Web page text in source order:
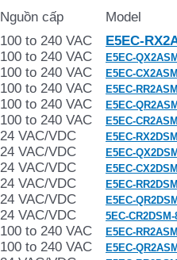
Nguồn cấp
Model
100 to 240 VAC
E5EC-
100 to 240 VAC E5EC-
100 to 240 VAC E5EC-
100 to 240 VAC E5EC-
100 to 240 VAC E5EC-
100 to 240 VAC E5EC-
24 VAC/VDC E5EC-
24 VAC/VDC E5EC-
24 VAC/VDC E5EC-
24 VAC/VDC E5EC-
24 VAC/VDC E5EC-
24 VAC/VDC 5EC-CR2DSM-
100 to 240 VAC E5EC-
100 to 240 VAC E5EC-